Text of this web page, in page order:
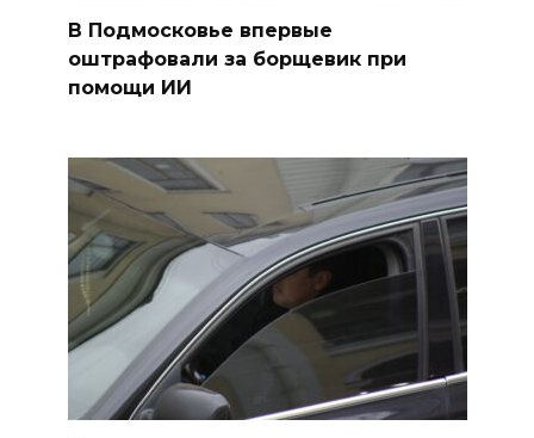
В Подмосковье впервые
оштрафовали за борщевик при
помощи ИИ